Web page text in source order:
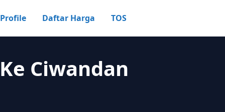
Profile Daftar Harga TOS
Ciwandan